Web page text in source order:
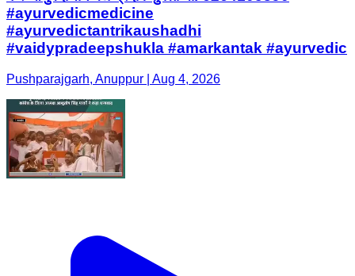
#ayurvedicmedicine
#ayurvedictantrikaushadhi
#vaidypradeepshukla #amarkantak #ayurvedic
Pushparajgarh, Anuppur | Aug 4, 2026